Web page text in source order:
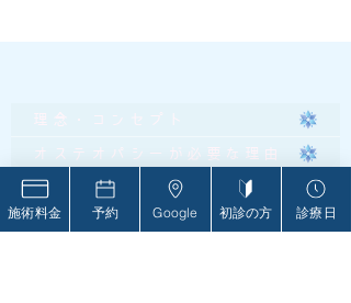
理念・コンセプト
オステオパシーが必要な理由
オステオパシーとは
当院の強み・特徴
施術料金 予約 Google 初診の方 診療日